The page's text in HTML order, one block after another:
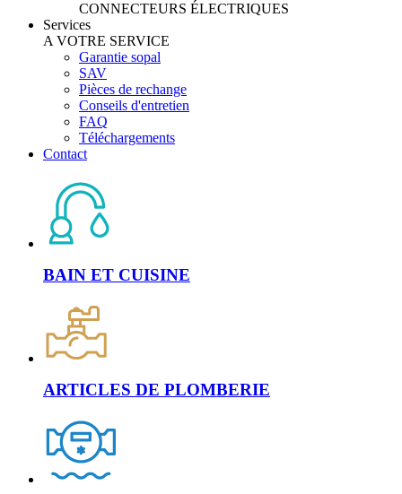
CONNECTEURS ÉLECTRIQUES
Services
A VOTRE SERVICE
Garantie sopal
SAV
Pièces de rechange
Conseils d'entretien
FAQ
Téléchargements
Contact
BAIN ET CUISINE
ARTICLES DE PLOMBERIE